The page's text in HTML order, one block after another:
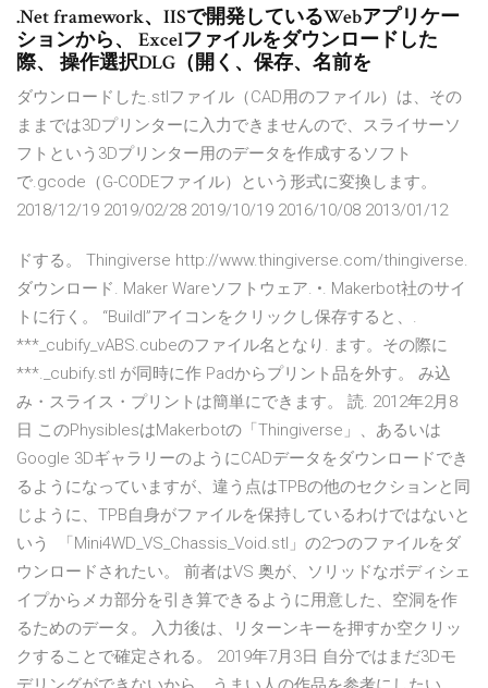
.Net framework、IISで開発しているWebアプリケー
ションから、 Excelファイルをダウンロードした
際、 操作選択DLG（開く、保存、名前を
ダウンロードした.stlファイル（CAD用のファイル）は、その
ままでは3Dプリンターに入力できませんので、スライサーソ
フトという3Dプリンター用のデータを作成するソフト
で.gcode（G-CODEファイル）という形式に変換します。
2018/12/19 2019/02/28 2019/10/19 2016/10/08 2013/01/12
ドする。 Thingiverse http://www.thingiverse.com/thingiverse.
ダウンロード. Maker Wareソフトウェア. •. Makerbot社のサイ
トに行く。 “Buildl”アイコンをクリックし保存すると、.
***_cubify_vABS.cubeのファイル名となり. ます。その際に
***._cubify.stl が同時に作 Padからプリント品を外す。 み込
み・スライス・プリントは簡単にできます。 読. 2012年2月8
日 このPhysiblesはMakerbotの「Thingiverse」、あるいは
Google 3DギャラリーのようにCADデータをダウンロードでき
るようになっていますが、違う点はTPBの他のセクションと同
じように、TPB自身がファイルを保持しているわけではないと
いう 「Mini4WD_VS_Chassis_Void.stl」の2つのファイルをダ
ウンロードされたい。 前者はVS 奥が、ソリッドなボディシェ
イプからメカ部分を引き算できるように用意した、空洞を作
るためのデータ。 入力後は、リターンキーを押すか空クリッ
クすることで確定される。 2019年7月3日 自分ではまだ3Dモ